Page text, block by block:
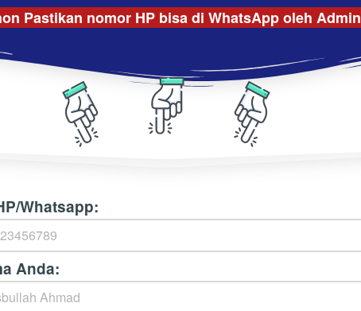
Pastikan nomor HP bisa di WhatsApp oleh Admin
Whatsapp:
Anda: